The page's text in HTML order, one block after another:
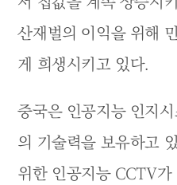
산재벌의 이익을 위해
게 희생시키고 있다.
중국은 인공지능 인지
의 기술력을 보유하고
위한 인공지능 CCTV